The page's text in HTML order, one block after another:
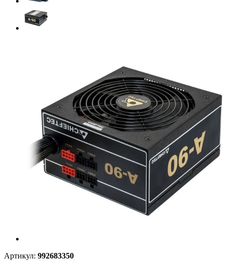
Артикул: 992683350